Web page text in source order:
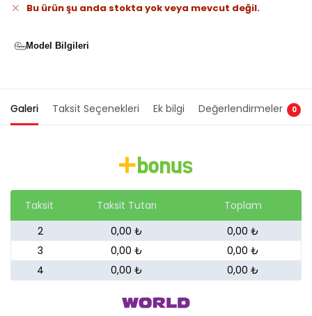
Bu ürün şu anda stokta yok veya mevcut değil.
Model Bilgileri
Galeri Taksit Seçenekleri Ek bilgi Değerlendirmeler 0
Taksit Taksit Tutarı
Toplam
2
0,00 ₺
0,00 ₺
3
0,00 ₺
0,00 ₺
4
0,00 ₺ 0,00 ₺